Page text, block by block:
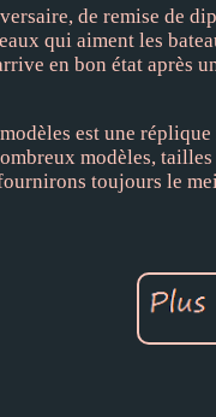
de remise de
qui aiment les
en bon état après
est une
modèles,
toujours le